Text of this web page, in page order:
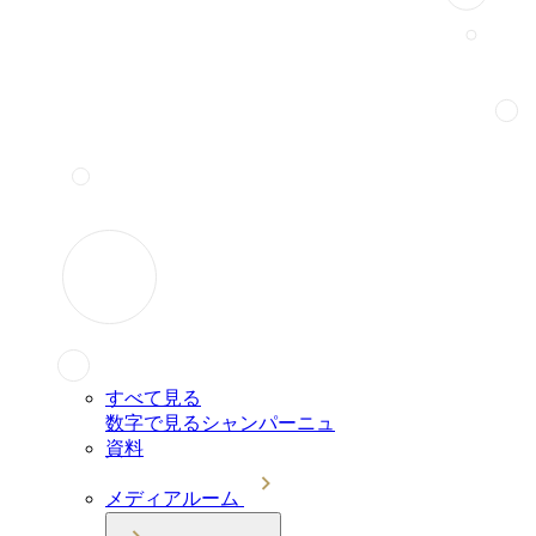
すべて見る
数字で見るシャンパーニュ
資料
メディアルーム